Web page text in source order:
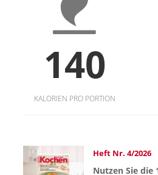
140
KALORIEN PRO PORTION
Heft Nr. 4/2026
Nutzen Sie die